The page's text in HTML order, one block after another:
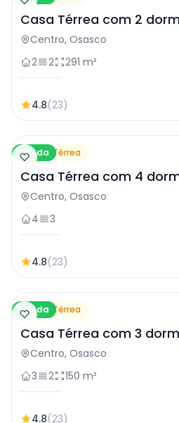
Casa Térrea com 2
Osasco
Centro, Osasco
2
2 291 m²
4.8(23)
Venda
Casa Térrea
Casa Térrea com 4
Osasco
Centro, Osasco
4
3
4.8(23)
Venda
Casa Térrea
Casa Térrea com 3
Osasco
Centro, Osasco
3
2 150 m²
4.8(23)